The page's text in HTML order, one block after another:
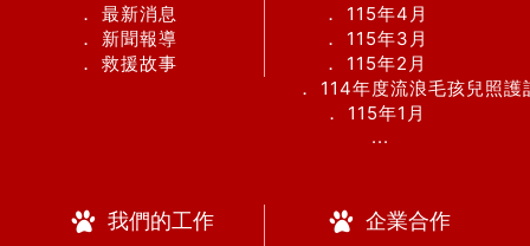
． 最新消息
． 新聞報導
． 救援故事
． 115年4月
． 115年3月
． 115年2月
． 114年度流浪毛孩兒照
． 115年1月
...
我們的工作
企業合作